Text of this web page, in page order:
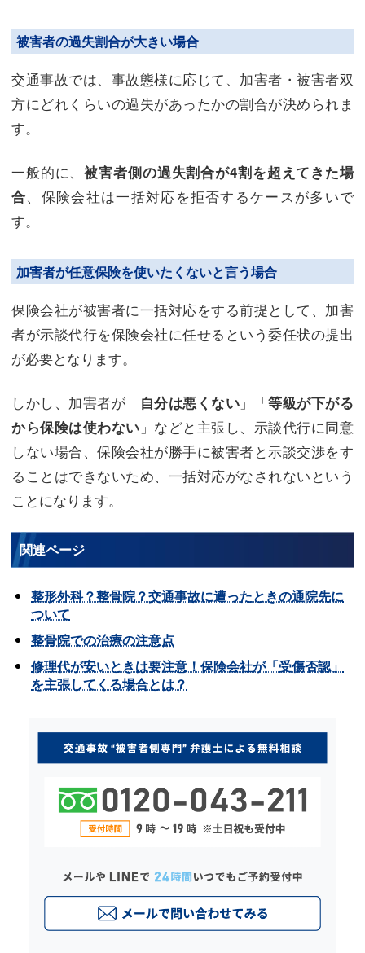
被害者の過失割合が大きい場合
交通事故では、事故態様に応じて、加害者・被害者双
方にどれくらいの過失があったかの割合が決められま
す。
一般的に、被害者側の過失割合が4割を超えてきた場
合、保険会社は一括対応を拒否するケースが多いで
す。
加害者が任意保険を使いたくないと言う場合
保険会社が被害者に一括対応をする前提として、加害
者が示談代行を保険会社に任せるという委任状の提出
が必要となります。
しかし、加害者が「自分は悪くない 」「等級が下がる
から保険は使わない 」などと主張し、示談代行に同意
しない場合、保険会社が勝手に被害者と示談交渉をす
ることはできないため、一括対応がなされないという
ことになります。
関連ページ
整形外科？整骨院？交通事故に遭ったときの通院先に
ついて
整骨院での治療の注意点
修理代が安いときは要注意！保険会社が「受傷否認」
を主張してくる場合とは？